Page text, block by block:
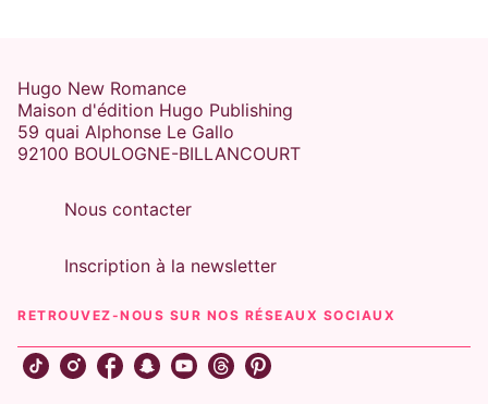
Hugo New Romance
Maison d'édition Hugo Publishing
59 quai Alphonse Le Gallo
92100 BOULOGNE-BILLANCOURT
Nous contacter
Inscription à la newsletter
RETROUVEZ-NOUS SUR NOS RÉSEAUX SOCIAUX